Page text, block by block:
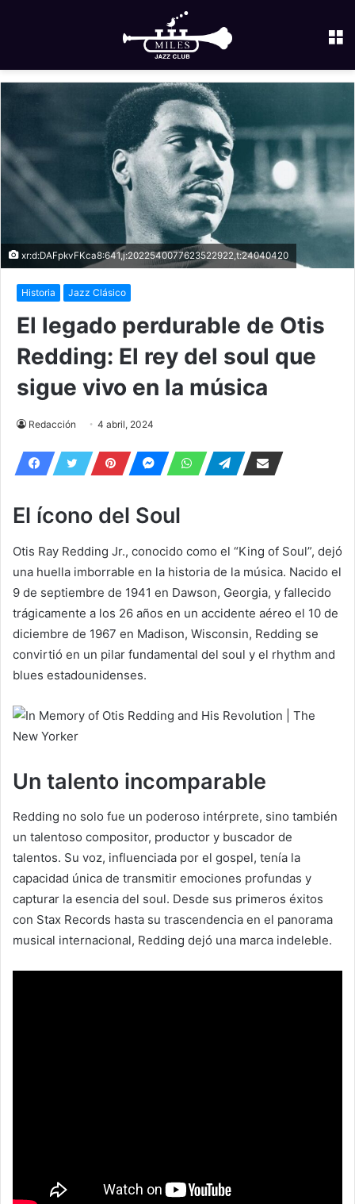
xr:d:DAFpkvFKca8:641,j:2022540077623522922,t:24040420
Historia Jazz Clásico
El legado perdurable de Otis
Redding: El rey del soul que
sigue vivo en la música
Redacción 4 abril, 2024
El ícono del Soul
Otis Ray Redding Jr., conocido como el “King of Soul”, dejó
una huella imborrable en la historia de la música. Nacido el
9 de septiembre de 1941 en Dawson, Georgia, y fallecido
trágicamente a los 26 años en un accidente aéreo el 10 de
diciembre de 1967 en Madison, Wisconsin, Redding se
convirtió en un pilar fundamental del soul y el rhythm and
blues estadounidenses.
Un talento incomparable
Redding no solo fue un poderoso intérprete, sino también
un talentoso compositor, productor y buscador de
talentos. Su voz, influenciada por el gospel, tenía la
capacidad única de transmitir emociones profundas y
capturar la esencia del soul. Desde sus primeros éxitos
con Stax Records hasta su trascendencia en el panorama
musical internacional, Redding dejó una marca indeleble.